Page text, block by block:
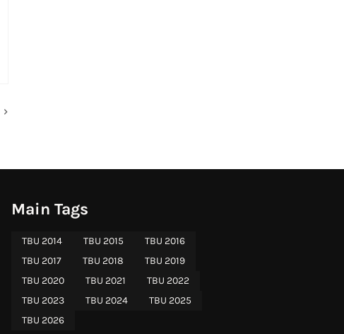
Main Tags
TBU 2014 TBU 2015
TBU 2016
TBU 2017
TBU 2018
TBU 2019
TBU 2020
TBU 2021
TBU 2022
TBU 2023
TBU 2024
TBU 2025
TBU 2026